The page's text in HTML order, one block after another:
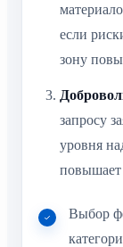
если
зону
запросу
уровня
повышает
Выбор